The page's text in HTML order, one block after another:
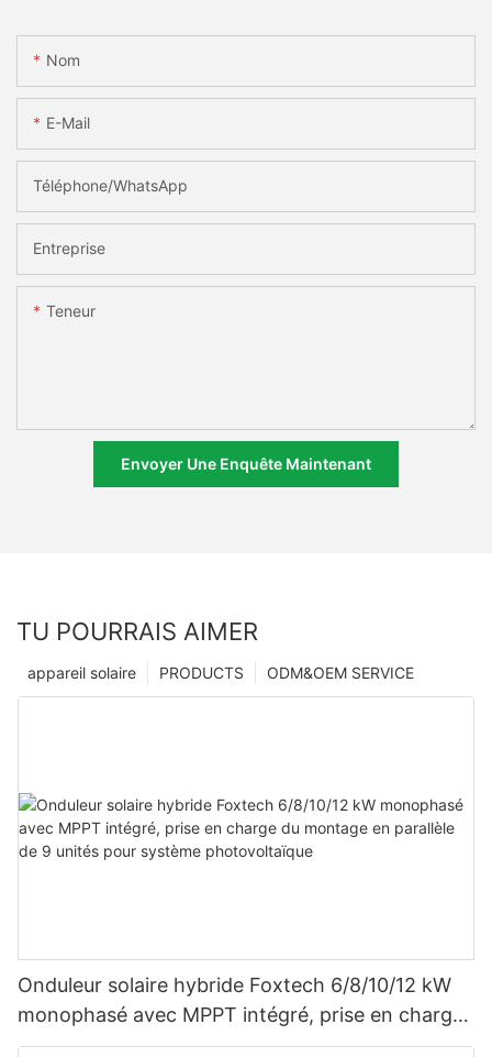
Nom
E-Mail
Téléphone/WhatsApp
Entreprise
Teneur
Envoyer Une Enquête Maintenant
TU POURRAIS AIMER
ODM&OEM SERVICE
PRODUCTS
appareil solaire
Onduleur solaire hybride Foxtech 6/8/10/12 kW
monophasé avec MPPT intégré, prise en charge
du montage en parallèle de 9 unités pour